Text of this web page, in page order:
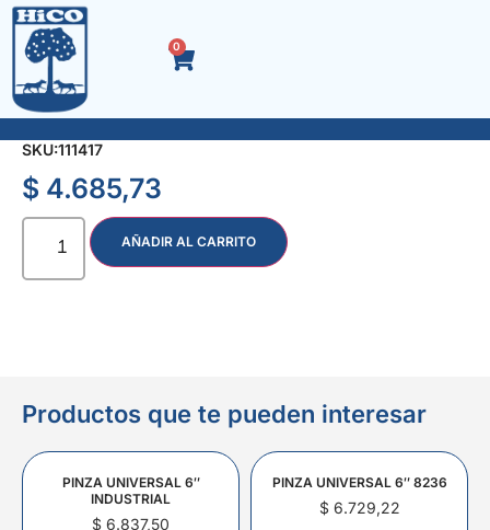
0
LLAVE T HEXAG. LARGA 14 mm. 6418
SKU:111417
$ 4.685,73
AÑADIR AL CARRITO
Productos que te pueden interesar
PINZA UNIVERSAL 6″
INDUSTRIAL
$ 6.837,50
PINZA UNIVERSAL 6″ 8236
$6.729,22